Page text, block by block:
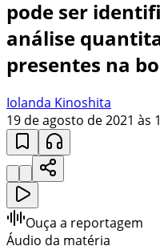
pode ser
análise
presentes na
Iolanda Kinoshita
19 de agosto de 2021 às
Ouça a reportagem
Áudio da matéria